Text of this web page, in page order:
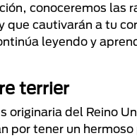
conoceremos las
que cautivarán a tu
leyendo y
terrier
originaria del Reino
por tener un